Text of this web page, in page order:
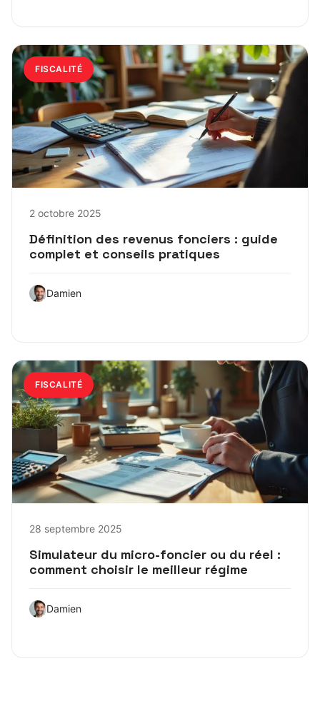
FISCALITÉ
2 octobre 2025
Définition des revenus fonciers : guide
complet et conseils pratiques
Damien
FISCALITÉ
28 septembre 2025
Simulateur du micro-foncier ou du réel :
comment choisir le meilleur régime
Damien